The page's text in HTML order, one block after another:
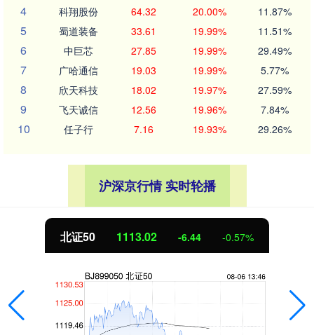
4 科翔股份 64.32 20.00% 11.87%
5 蜀道装备 33.61 19.99% 11.51%
6 中巨芯 27.85 19.99% 29.49%
7 广哈通信 19.03 19.99% 5.77%
8 欣天科技 18.02 19.97% 27.59%
9 飞天诚信 12.56 19.96% 7.84%
10 任子行 7.16 19.93% 29.26%
沪深京行情 实时轮播
北证50 1112.87 -6.59 -0.59%